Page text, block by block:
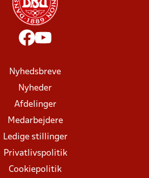
Nyhedsbreve
Nyheder
Afdelinger
Medarbejdere
Ledige stillinger
Privatlivspolitik
Cookiepolitik